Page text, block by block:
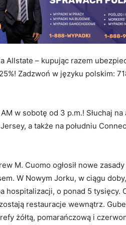
Allstate – kupując razem
Zadzwoń w języku polskim:
w sobotę od 3 p.m.! Słuchaj
a także na południu
M. Cuomo ogłosił nowe
W Nowym Jorku, w ciągu
hospitalizacji, o ponad 5 tysięcy.
restauracje wewnątrz.
żółtą, pomarańczową i